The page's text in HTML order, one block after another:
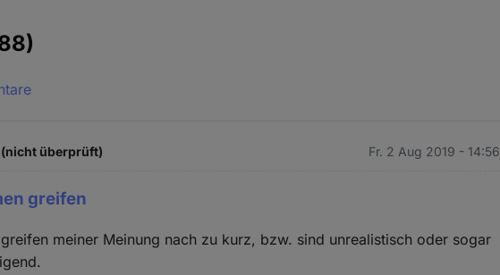
überprüft) Fr. 2 Aug 2019 - 14:56
greifen
meiner Meinung nach zu kurz, bzw. sind unrealistisch oder sogar